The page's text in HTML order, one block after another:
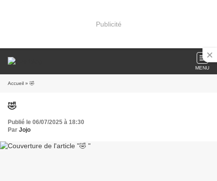
Publicité
MENU
Accueil » 🤣
🤣
Publié le 06/07/2025 à 18:30
Par Jojo